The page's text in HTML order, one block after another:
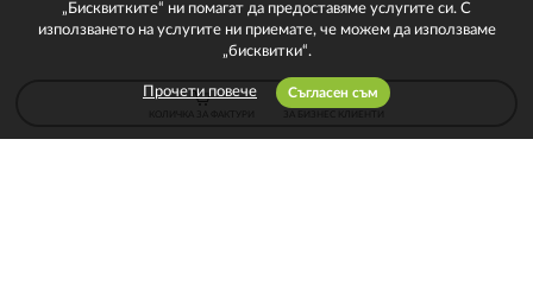
„Бисквитките“ ни помагат да предоставяме услугите си. С
използването на услугите ни приемате, че можем да използваме
„бисквитки“.
Прочети повече Съгласен съм